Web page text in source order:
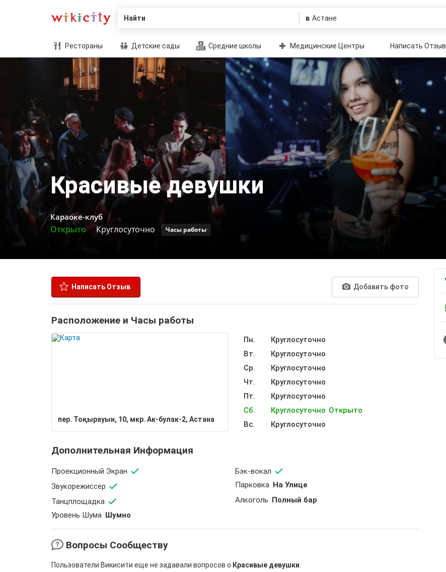
Найти в
Рестораны Детские сады Средние школы Медицинские Центры Написать Отзыв
Красивые девушки
Караоке-клуб
Открыто Круглосуточно Часы работы
Написать Отзыв Добавить фото
Расположение и Часы работы
​пер. Тоқырауын, 10, мкр. Ак-булак-2, Астана
Пн.
Круглосуточно
Вт.
Круглосуточно
Ср.
Круглосуточно
Чт.
Круглосуточно
Пт.
Круглосуточно
Сб.
Круглосуточно Открыто
Вс.
Круглосуточно
Дополнительная Информация
Проекционный Экран
Бэк-вокал
Звукорежиссер
Парковка На Улице
Танцплощадка
Aлкоголь Полный бар
Уровень Шума Шумно
Вопросы Сообществу
Пользователи Викисити еще не задавали вопросов о Красивые девушки